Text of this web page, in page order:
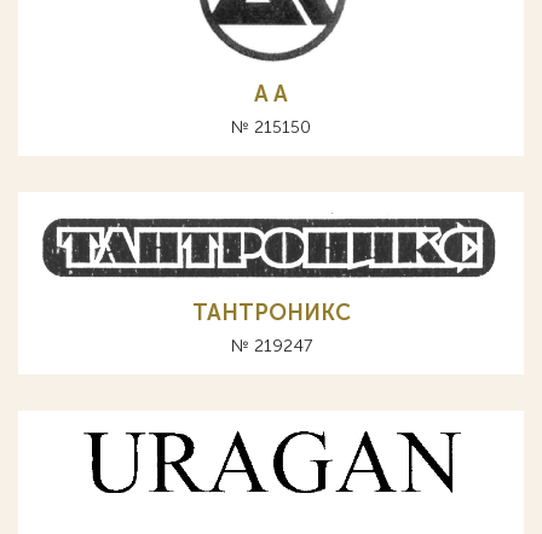
A А
№ 215150
ТАНТРОНИКС
№ 219247